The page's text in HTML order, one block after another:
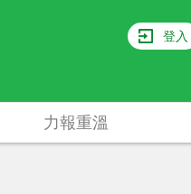
登入
力報重溫